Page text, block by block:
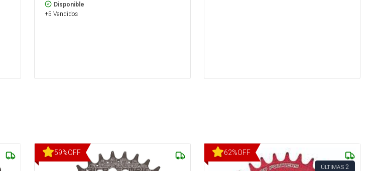
Disponible
+5 Vendidos
59%OFF 62%OFF
ÚLTIMAS 2